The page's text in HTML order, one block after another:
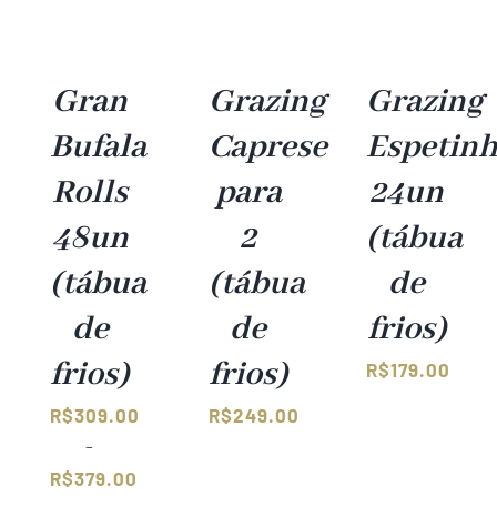
Gran
Bufala
Rolls
48un
(tábua
de
frios)
R$309.00
–
R$379.00
Grazing
Caprese
para
2
(tábua
de
frios)
R$249.00
Grazing
24un
(tábua
de
frios)
R$179.00